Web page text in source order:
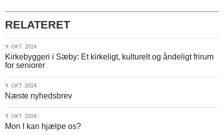
Mor-
barn
Musema
RELATERET
9.
okt.
2024
9. OKT. 2024
Kirkebyggeri i Sæby: Et kirkeligt, kulturelt og åndeligt frirum
for seniorer
9.
okt.
2024
9. OKT. 2024
Næste nyhedsbrev
9.
okt.
9. OKT. 2024
Mon I kan hjælpe os?